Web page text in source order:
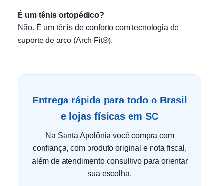
É um tênis ortopédico?
Não. É um tênis de conforto com tecnologia de
suporte de arco (Arch Fit®).
Entrega rápida para todo o Brasil
e lojas físicas em SC
Na Santa Apolônia você compra com
confiança, com produto original e nota fiscal,
além de atendimento consultivo para orientar
sua escolha.